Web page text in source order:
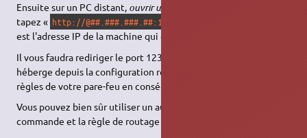
Ensuite sur un PC distant, ouvrir un fichier avancé
tapez « http://@##.###.###.##:1234
est l'adresse IP de la machine qui envoie le flux.
Il vous faudra rediriger le port 1234 vers l'ordinateur qui
héberge depuis la configuration routeur de Free et adapter les
règles de votre pare-feu en conséquence.
Vous pouvez bien sûr utiliser un autre port que 1234 (adapter la
commande et la règle de routage en conséquence)